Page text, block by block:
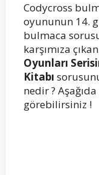
Codycross
oyununun 14.
bulmaca
karşımıza çıkan
Oyunları
Kitabı
nedir ? Aşağıda
görebilirsiniz !